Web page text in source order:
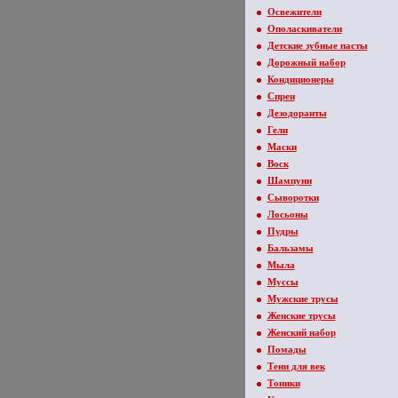
Освежители
Ополаскиватели
Детские зубные пасты
Дорожный набор
Кондиционеры
Спреи
Дезодоранты
Гели
Маски
Воск
Шампуни
Сыворотки
Лосьоны
Пудры
Бальзамы
Мыла
Муссы
Мужские трусы
Женские трусы
Женский набор
Помады
Тени для век
Тоники